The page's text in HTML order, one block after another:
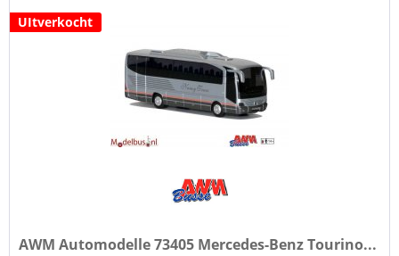
UItverkocht
AWM Automodelle 73405 Mercedes-Benz Tourino...